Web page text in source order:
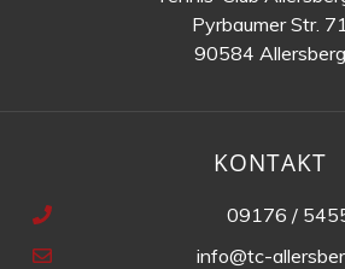
Pyrbaumer Str. 71
90584 Allersberg
KONTAKT
09176 /
info@tc-